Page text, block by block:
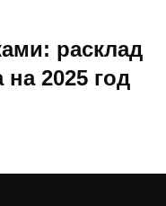
расклад
2025 год